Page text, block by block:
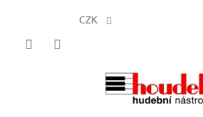
CZK